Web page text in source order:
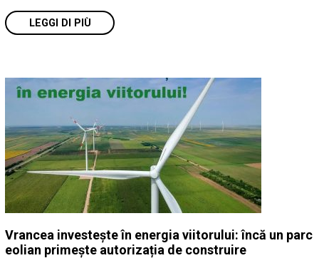
LEGGI DI PIÙ
Vrancea investește în energia viitorului: încă un parc
eolian primește autorizația de construire